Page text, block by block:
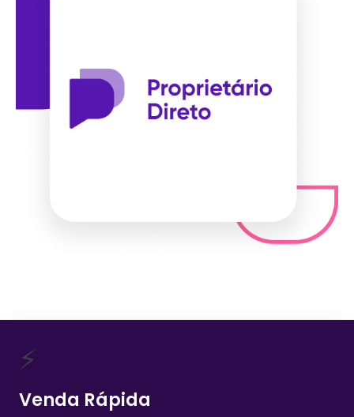
⚡
Venda Rápida